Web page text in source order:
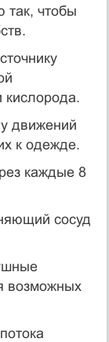
так, чтобы
кислорода.
движений
к одежде.
каждые 8
сосуд
возможных